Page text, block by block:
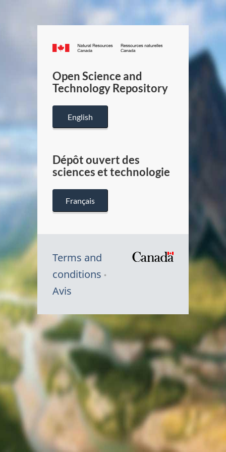
Canada.ca
/
Canada
Open Science and
Technology Repository
English
Dépôt ouvert des
sciences et technologie
Français
Terms and
conditions
Avis
Canada